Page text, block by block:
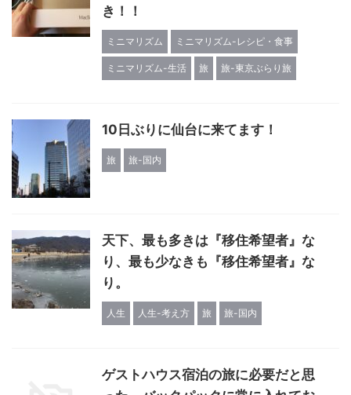
き！！
ミニマリズム ミニマリズム-レシピ・食事
ミニマリズム-生活 旅 旅-東京ぶらり旅
10日ぶりに仙台に来てます！
旅 旅-国内
天下、最も多きは『移住希望者』な
り、最も少なきも『移住希望者』な
り。
人生 人生-考え方 旅 旅-国内
ゲストハウス宿泊の旅に必要だと思